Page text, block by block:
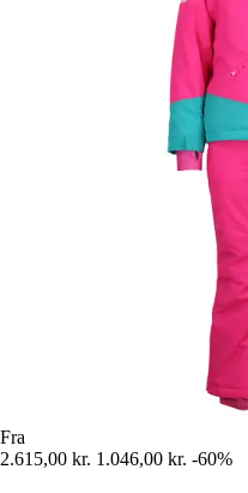
Fra
2.615,00 kr. 1.046,00 kr. -60%